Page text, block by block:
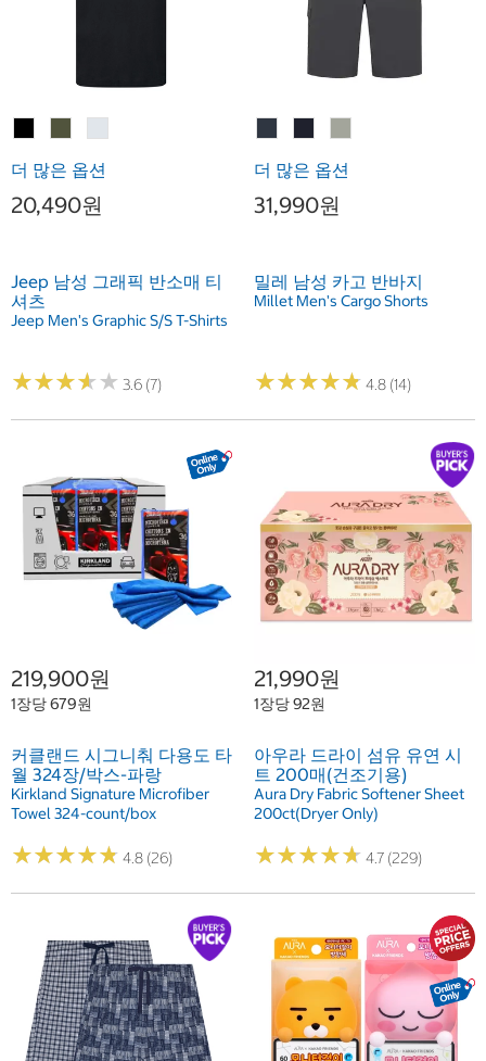
더 많은 옵션
20,490원
Jeep 남성 그래픽 반소매 티
셔츠
Jeep Men's Graphic S/S T-Shirts
★★★★★
★★★★★ 3.6 (7)
더 많은 옵션
31,990원
밀레 남성 카고 반바지
Millet Men's Cargo Shorts
★★★★★
★★★★★ 4.8 (14)
219,900원
1장당 679원
커클랜드 시그니춰 다용도 타
월 324장/박스-파랑
Kirkland Signature Microfiber
Towel 324-count/box
★★★★★
★★★★★ 4.8 (26)
21,990원
1장당 92원
아우라 드라이 섬유 유연 시
트 200매(건조기용)
Aura Dry Fabric Softener Sheet
200ct(Dryer Only)
★★★★★
★★★★★ 4.7 (229)